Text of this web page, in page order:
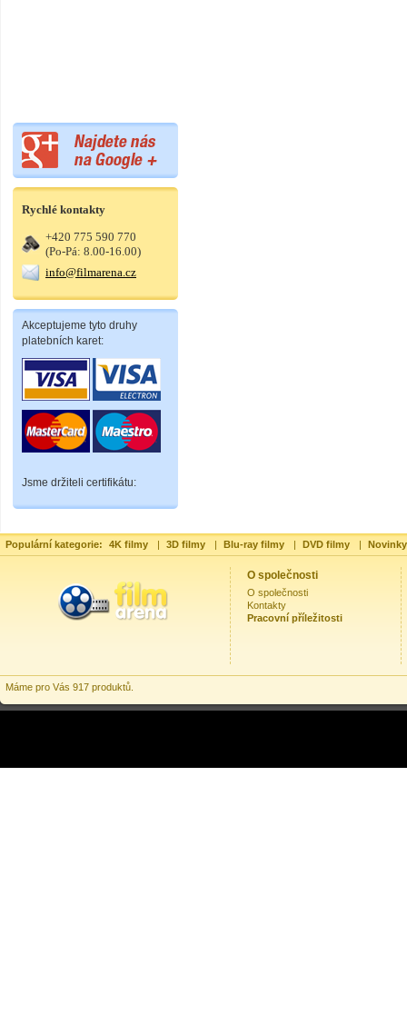
Rychlé kontakty
+420 775 590 770
(Po-Pá: 8.00-16.00)
info@filmarena.cz
Akceptujeme tyto druhy
platebních karet:
Jsme držiteli certifikátu:
Populární kategorie: 4K filmy | 3D filmy | Blu-ray filmy | DVD filmy |
O společnosti
O společnosti
Kontakty
Pracovní příležitosti
Máme pro Vás 917 produktů.